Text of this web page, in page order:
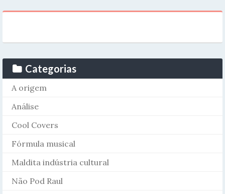
Categorias
A origem
Análise
Cool Covers
Fórmula musical
Maldita indústria cultural
Não Pod Raul